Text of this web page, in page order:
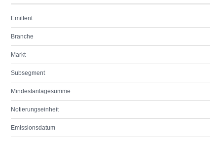
Emittent
Branche
Markt
Subsegment
Mindestanlagesumme
Notierungseinheit
Emissionsdatum